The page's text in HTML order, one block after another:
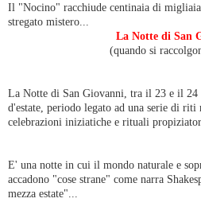
Il "Nocino" racchiude centinaia di
stregato mistero...
La Notte di San
(quando si
La Notte di San Giovanni, tra il 23 e il 24
d'estate, periodo legato ad una serie di
celebrazioni iniziatiche e rituali
E' una notte in cui il mondo naturale e
accadono "cose strane" come narra
mezza estate"...